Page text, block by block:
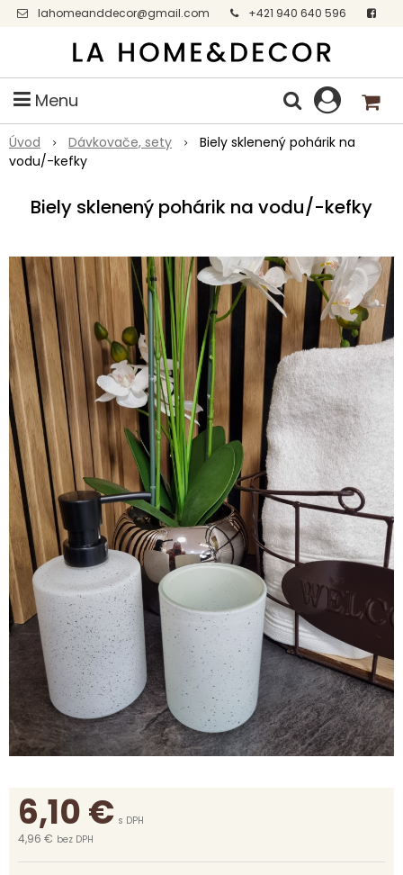
lahomeanddecor@gmail.com
+421 940 640 596
Facebook
Menu
Úvod Dávkovače, sety
Biely sklenený pohárik na
vodu/-kefky
Biely sklenený pohárik na vodu/-kefky
6,10€ s DPH
4,96 € bez DPH